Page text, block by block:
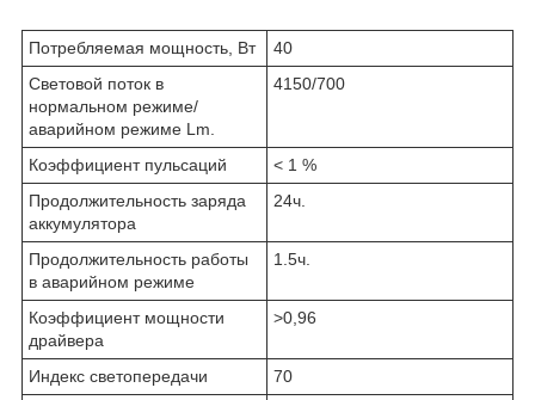
Потребляемая мощность, Вт
40
Световой поток в
нормальном режиме/
аварийном режиме Lm.
4150/700
Коэффициент пульсаций
< 1 %
Продолжительность заряда
аккумулятора
24ч.
Продолжительность работы
в аварийном режиме
1.5ч.
Коэффициент мощности
драйвера
>0,96
Индекс светопередачи
70